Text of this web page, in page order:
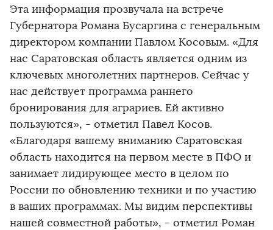
Эта информация прозвучала на встрече
Губернатора Романа Бусаргина с генеральным
директором компании Павлом Косовым. «Для
нас Саратовская область является одним из
ключевых многолетних партнеров. Сейчас у
нас действует программа раннего
бронирования для аграриев. Ей активно
пользуются», - отметил Павел Косов.
«Благодаря вашему вниманию Саратовская
область находится на первом месте в ПФО и
занимает лидирующее место в целом по
России по обновлению техники и по участию
в ваших программах. Мы видим перспективы
нашей совместной работы», - отметил Роман